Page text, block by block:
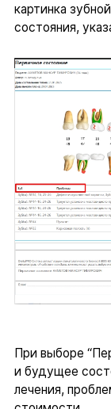
картинка
состояния,
При выборе
и будущее
лечения,